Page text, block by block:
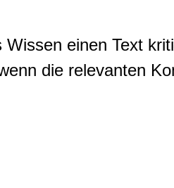
einen Text
die relevanten